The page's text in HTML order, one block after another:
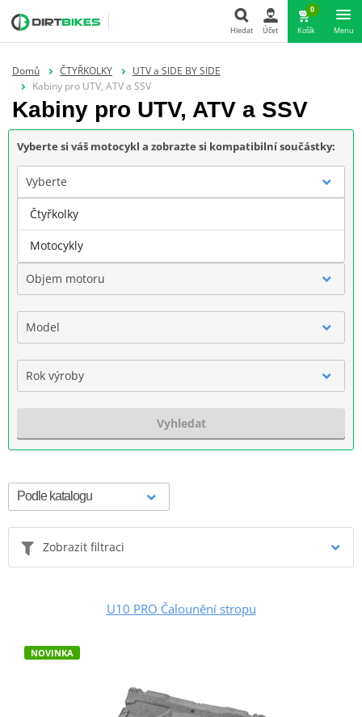
Hledat Účet
0
Košík Menu
Domů ČTYŘKOLKY
UTV a SIDE BY SIDE
Kabiny pro UTV, ATV a SSV
Kabiny pro UTV, ATV a SSV
Vyberte si váš motocykl a zobrazte si kompatibilní součástky:
Vyberte
Značka
Objem motoru
Model
Rok výroby
Vyhledat
Zobrazit filtraci
U10 PRO Čalounění stropu
NOVINKA
Čtyřkolky
Motocykly